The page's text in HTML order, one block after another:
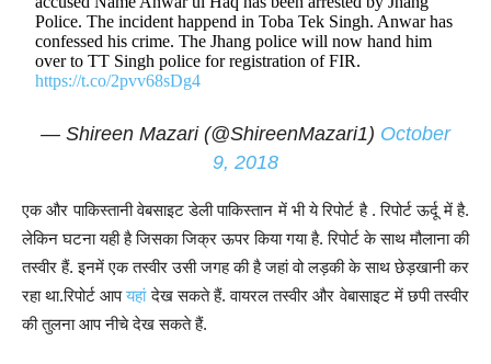
Police. The incident happend in Toba Tek Singh. Anwar has
confessed his crime. The Jhang police will now hand him
over to TT Singh police for registration of FIR.
https://t.co/2pvv68sDg4
— Shireen Mazari (@ShireenMazari1) October
9, 2018
एक और पाकिस्तानी वेबसाइट डेली पाकिस्तान में भी ये रिपोर्ट है . रिपोर्ट ऊर्दू में है.
लेकिन घटना यही है जिसका जिक्र ऊपर किया गया है. रिपोर्ट के साथ मौलाना की
तस्वीर हैं. इनमें एक तस्वीर उसी जगह की है जहां वो लड़की के साथ छेड़खानी कर
रहा था.रिपोर्ट आपयहांदेख सकते हैं. वायरल तस्वीर और वेबासाइट में छपी तस्वीर
की तुलना आप नीचे देख सकते हैं.